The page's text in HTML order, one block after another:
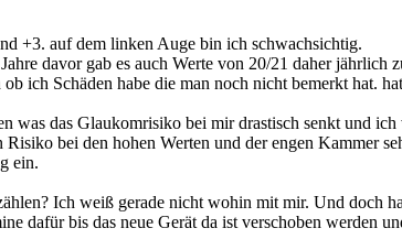
+3. auf dem linken Auge bin ich schwachsichtig.
davor gab es auch Werte von 20/21 daher jährlich
ich Schäden habe die man noch nicht bemerkt hat.
was das Glaukomrisiko bei mir drastisch senkt und
bei den hohen Werten und der engen Kammer
ein.
Ich weiß gerade nicht wohin mit mir. Und doch
dafür bis das neue Gerät da ist verschoben werden